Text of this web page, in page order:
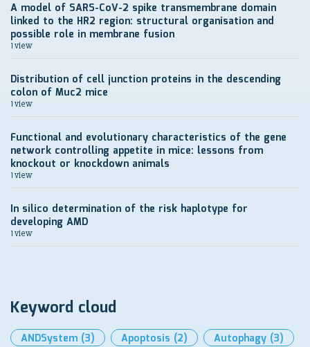
A model of SARS-CoV-2 spike transmembrane domain
linked to the HR2 region: structural organisation and
possible role in membrane fusion
1 view
Distribution of cell junction proteins in the descending
colon of Muc2 mice
1 view
Functional and evolutionary characteristics of the gene
network controlling appetite in mice: lessons from
knockout or knockdown animals
1 view
In silico determination of the risk haplotype for
developing AMD
1 view
Keyword cloud
ANDSystem (3) Apoptosis (2) Autophagy (3)